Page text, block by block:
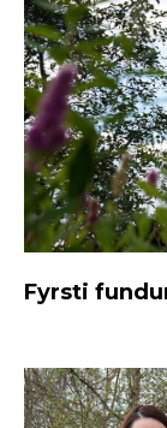
Fyrsti